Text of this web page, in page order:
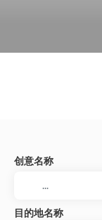
创意名称
目的地名称